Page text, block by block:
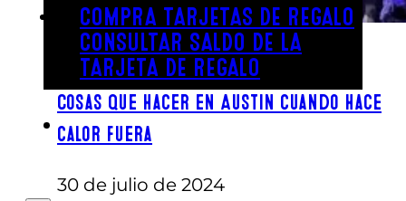
COMPRA TARJETAS DE REGALO
CONSULTAR SALDO DE LA
TARJETA DE REGALO
Cosas que hacer en Austin cuando hace
calor fuera
30 de julio de 2024